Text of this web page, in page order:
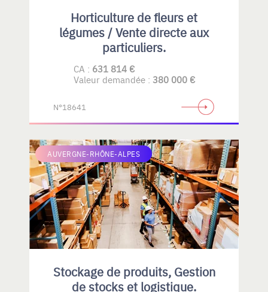
Horticulture de fleurs et
légumes / Vente directe aux
particuliers.
CA : 631 814 €
Valeur demandée : 380 000 €
N°18641
AUVERGNE-RHÔNE-ALPES
Stockage de produits, Gestion
de stocks et logistique.